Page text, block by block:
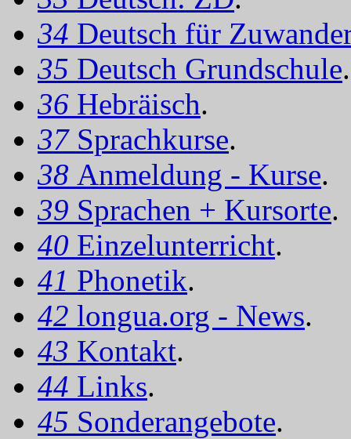
34 Deutsch für
35 Deutsch Grundschule.
36 Hebräisch.
37 Sprachkurse.
38 Anmeldung - Kurse.
39 Sprachen + Kursorte.
40 Einzelunterricht.
41 Phonetik.
42 longua.org - News.
43 Kontakt.
44 Links.
45 Sonderangebote.